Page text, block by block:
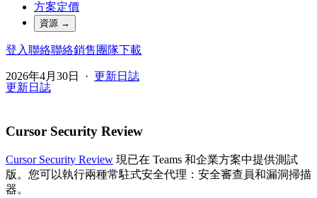
方案定價
資源 →
登入聯絡聯絡銷售團隊下載
2026年4月30日 · 更新日誌
更新日誌
Cursor Security Review
Cursor Security Review 現已在 Teams 和企業方案中提供測試
版。您可以執行兩種常駐式安全代理：安全審查員和漏洞掃描
器。